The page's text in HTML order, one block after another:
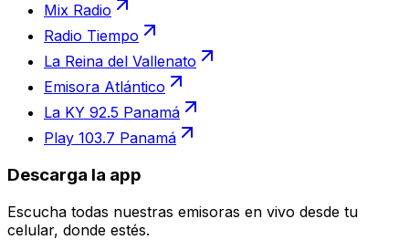
Mix Radio
Radio Tiempo
La Reina del Vallenato
Emisora Atlántico
La KY 92.5 Panamá
Play 103.7 Panamá
Descarga la app
Escucha todas nuestras emisoras en vivo desde tu
celular, donde estés.